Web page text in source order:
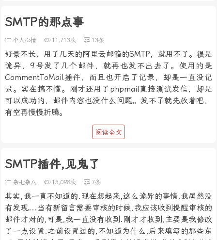
SMTP的那点事
个人心情 11,713次 13条
好景不长，用了几天的阿里云邮箱的SMTP，就用不了。很是
诡异，9号发了几个邮件，就再也发不出去了。使用的是
CommentToMail插件，而且也开启了记录，却是一直没记
录。实在搞不懂。刚才还用了phpmail直接测试发信，却是
可以成功的，邮件内容也没什么问题。发不了就先放着吧，
有空再慢慢折腾。
阅读全文
SMTP插件,见鬼了
杂七杂八 13,098次 7条
其实,我一直不知道的.现在想起来,这么诡异的事情,我居然没
有发现...当有新留言需要审核的时候,我应该收到提醒审核的
邮件才对的,可是,我一直没有收到.刚才才收到,主要是我修改
了一点设置.之前设置过的,不知道为什么,后来填写的那些东